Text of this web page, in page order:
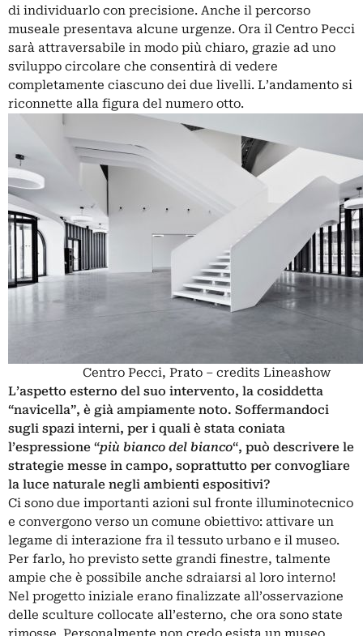
di individuarlo con precisione. Anche il percorso
museale presentava alcune urgenze. Ora il Centro Pecci
sarà attraversabile in modo più chiaro, grazie ad uno
sviluppo circolare che consentirà di vedere
completamente ciascuno dei due livelli. L’andamento si
riconnette alla figura del numero otto.
Centro Pecci, Prato – credits Lineashow
L’aspetto esterno del suo intervento, la cosiddetta
“navicella”, è già ampiamente noto. Soffermandoci
sugli spazi interni, per i quali è stata coniata
l’espressione “più bianco del bianco“, può descrivere le
strategie messe in campo, soprattutto per convogliare
la luce naturale negli ambienti espositivi?
Ci sono due importanti azioni sul fronte illuminotecnico
e convergono verso un comune obiettivo: attivare un
legame di interazione fra il tessuto urbano e il museo.
Per farlo, ho previsto sette grandi finestre, talmente
ampie che è possibile anche sdraiarsi al loro interno!
Nel progetto iniziale erano finalizzate all’osservazione
delle sculture collocate all’esterno, che ora sono state